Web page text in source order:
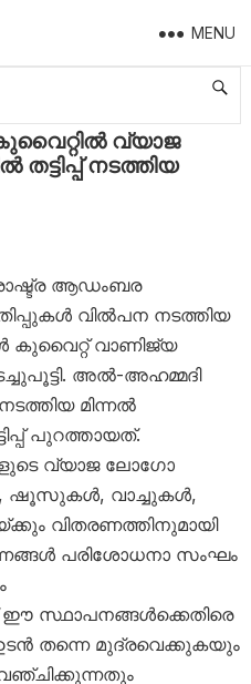
MENU
വ്യാജ ബ്രാൻഡുകളുടെ പേരിൽ തട്ടിപ്പ് നടത്തിയ കടകൾക്ക് പൂട്ട് വീണു
കുവൈറ്റിൽ വ്യാജ
നടത്തിയ
ആഡംബര
വിൽപന നടത്തിയ
കുവൈറ്റ് വാണിജ്യ
അൽ-അഹമ്മദി
മിന്നൽ
പുറത്തായത്.
വ്യാജ ലോഗോ
ഷൂസുകൾ, വാച്ചുകൾ,
വിതരണത്തിനുമായി
പരിശോധനാ സംഘം
ഈ സ്ഥാപനങ്ങൾക്കെതിരെ
തന്നെ മുദ്രവെക്കുകയും